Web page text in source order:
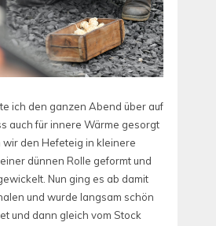
ich den ganzen Abend über auf
auch für innere Wärme gesorgt
den Hefeteig in kleinere
dünnen Rolle geformt und
Nun ging es ab damit
und wurde langsam schön
und dann gleich vom Stock